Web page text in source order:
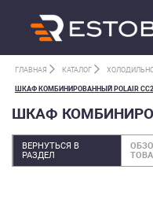
ГЛАВНАЯ КАТАЛОГ
ШКАФ КОМБИНИРОВАННЫЙ POLAIR
ШКАФ
ВЕРНУТЬСЯ В
РАЗДЕЛ